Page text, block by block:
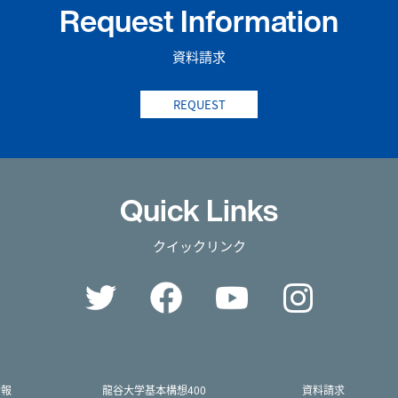
Request Information
資料請求
REQUEST
Quick Links
クイックリンク
Twitter FacebookYouTube
龍谷大学基本構想400
資料請求